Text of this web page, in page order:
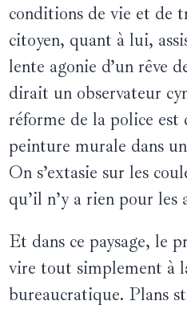
conditions de vie et de
citoyen, quant à lui,
lente agonie d’un rêve
dirait un observateur
réforme de la police
peinture murale dans
On s’extasie sur les
qu’il n’y a rien pour les
Et dans ce paysage, le
vire tout simplement à
bureaucratique. Plans